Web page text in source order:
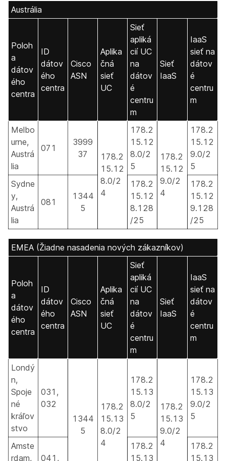
Austrália
Poloh
a
dátov
ého
centra
ID
dátov
ého
centra
Cisco
ASN
Aplika
čná
sieť
UC
Sieť
apliká
cií UC
na
dátov
é
centru
m
Sieť
IaaS
IaaS
sieť na
dátov
é
centru
m
Melbo
urne,
Austrá
lia
071
3999
37
178.2
15.12
8.0/2
4
178.2
15.12
8.0/2
5
178.2
15.12
9.0/2
4
178.2
15.12
9.0/2
5
Sydne
y,
Austrá
lia
081
1344
5
178.2
15.12
8.128
/25
178.2
15.12
9.128
/25
EMEA (Žiadne nasadenia nových zákazníkov)
Poloh
a
dátov
ého
centra
ID
dátov
ého
centra
Cisco
ASN
Aplika
čná
sieť
UC
Sieť
apliká
cií UC
na
dátov
é
centru
m
Sieť
IaaS
IaaS
sieť na
dátov
é
centru
m
Londý
n,
Spoje
né
kráľov
stvo
031,
032
1344
5
178.2
15.13
8.0/2
4
178.2
15.13
8.0/2
5
178.2
15.13
9.0/2
4
178.2
15.13
9.0/2
5
Amste
rdam,
041,
178.2
15.13
178.2
15.13